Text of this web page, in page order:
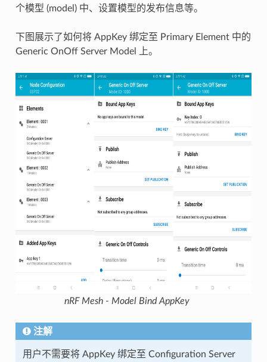
个模型 (model) 中、设置模型的发布信息等。
下图展示了如何将 AppKey 绑定至 Primary Element 中的
Generic OnOff Server Model 上。
nRF Mesh - Model Bind AppKey
注解
用户不需要将 AppKey 绑定至 Configuration Server